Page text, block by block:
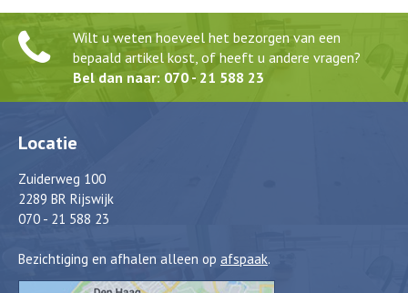
Wilt u weten hoeveel het bezorgen van een
bepaald artikel kost, of heeft u andere vragen?
Bel dan naar: 070 - 21 588 23
Locatie
Zuiderweg 100
2289 BR Rijswijk
070 - 21 588 23
Bezichtiging en afhalen alleen op afspaak.